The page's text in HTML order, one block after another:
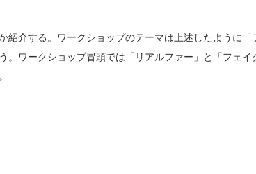
紹介する。ワークショップのテーマは上述したように「
。ワークショップ冒頭では「リアルファー」と「フェイ